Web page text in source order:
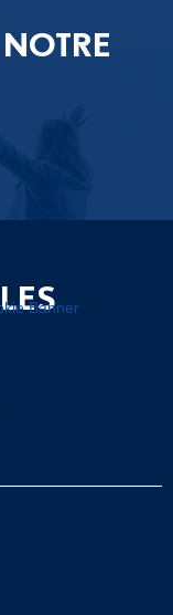
Banner